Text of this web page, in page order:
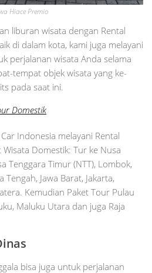
Hiace Premio
liburan wisata dengan Rental
di dalam kota, kami juga melayani
perjalanan wisata Anda selama
tempat objek wisata yang ke-
pada saat ini.
Domestik
Indonesia melayani Rental
Domestik: Tur ke Nusa
Tenggara Timur (NTT), Lombok,
Tengah, Jawa Barat, Jakarta,
Kemudian Paket Tour Pulau
Maluku Utara dan juga Raja
bisa juga untuk perjalanan